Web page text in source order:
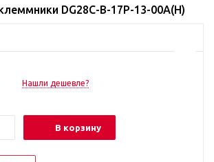
DG28C-B-17P-13-00A(H)
Нашли дешевле?
В корзину